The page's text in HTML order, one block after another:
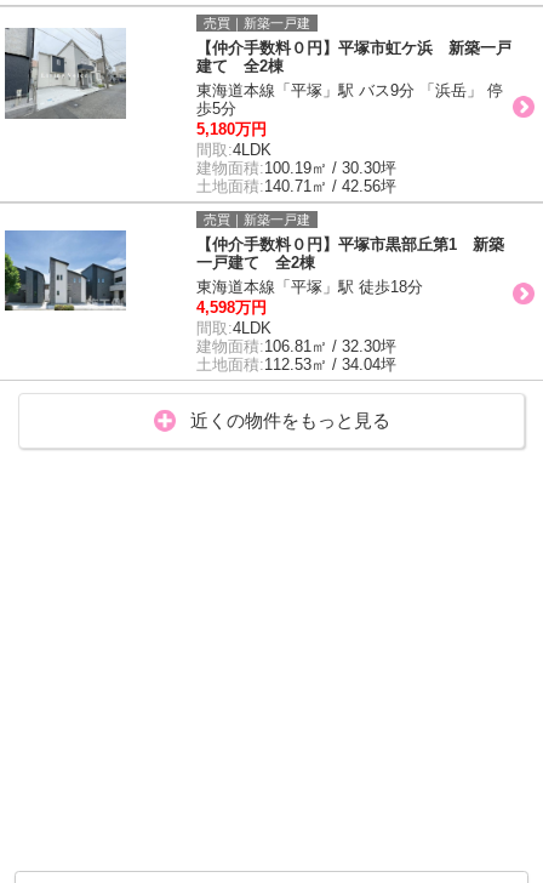
売買｜新築一戸建
【仲介手数料０円】平塚市虹ケ浜 新築一戸
建て 全2棟
東海道本線「平塚」駅 バス9分 「浜岳」 停
歩5分
5,180万円
間取:4LDK
建物面積:100.19㎡ / 30.30坪
土地面積:140.71㎡ / 42.56坪
売買｜新築一戸建
【仲介手数料０円】平塚市黒部丘第1 新築
一戸建て 全2棟
東海道本線「平塚」駅 徒歩18分
4,598万円
間取:4LDK
建物面積:106.81㎡ / 32.30坪
土地面積:112.53㎡ / 34.04坪
近くの物件をもっと見る